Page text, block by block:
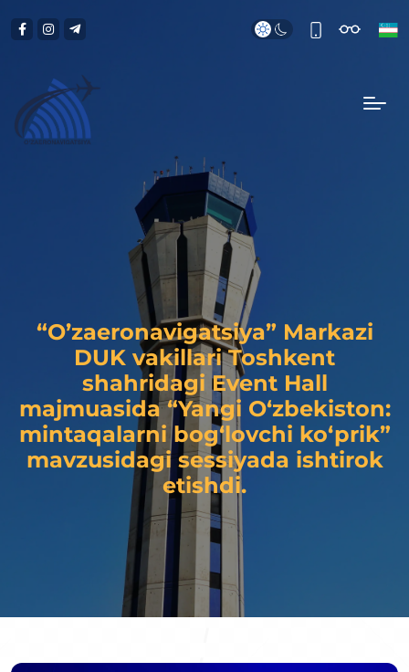
“O’zaeronavigatsiya” Markazi
DUK vakillari Toshkent
shahridagi Event Hall
majmuasida “Yangi O‘zbekiston:
mintaqalarni bog‘lovchi ko‘prik”
mavzusidagi sessiyada ishtirok
etishdi.